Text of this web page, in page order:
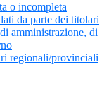
o incompleta
da parte dei titolari
amministrazione, di
regionali/provinciali